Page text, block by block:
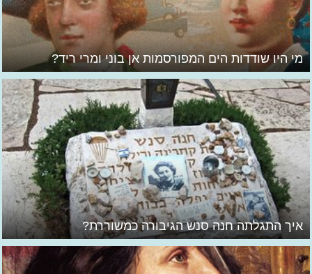
מי היו שודדות הים המפורסמות אן בוני ומרי ריד?
איך התגלתה חנה סנש הגיבורה כמשוררת?